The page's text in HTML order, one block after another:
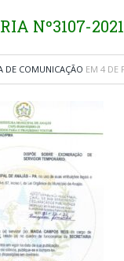
Nº3107-
DE COMUNICAÇÃO EM 4 DE